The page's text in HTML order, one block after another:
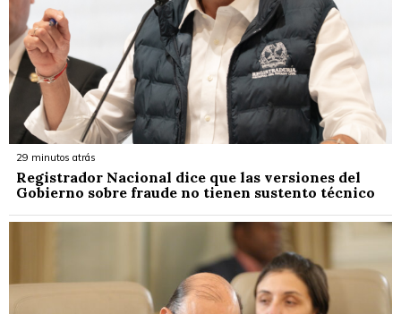
29 minutos atrás
Registrador Nacional dice que las versiones del
Gobierno sobre fraude no tienen sustento técnico